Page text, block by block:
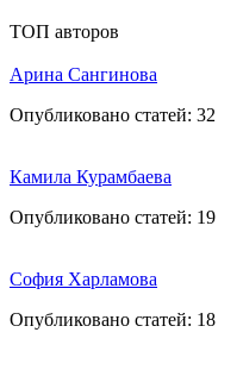
ТОП авторов
Арина Сангинова
Опубликовано статей: 32
Камила Курамбаева
Опубликовано статей: 19
София Харламова
Опубликовано статей: 18